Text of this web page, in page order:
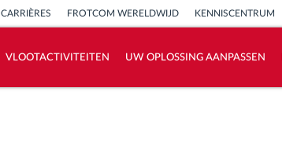
CARRIÈRES FROTCOM WERELDWIJD KENNISCENTRUM
VLOOTACTIVITEITEN UW OPLOSSING AANPASSEN